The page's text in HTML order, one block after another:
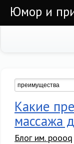
Юмор и
Какие
массажа
Блог им. poooq